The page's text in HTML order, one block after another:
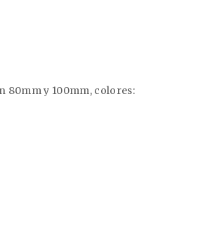
80mm y 100mm, colores: